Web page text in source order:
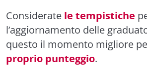
Considerate le tempistiche
l’aggiornamento delle
questo il momento migliore
proprio punteggio.